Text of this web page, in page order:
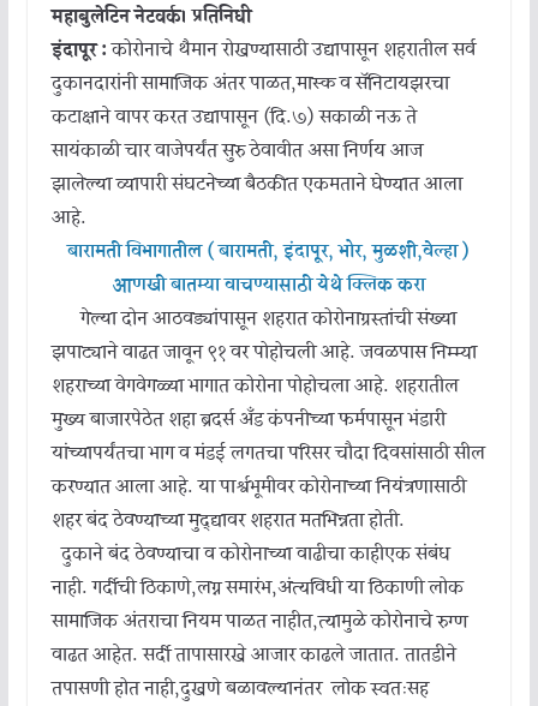
महाबुलेटिन नेटवर्क। प्रतिनिधी
इंदापूर :कोरोनाचे थैमान रोखण्यासाठी उद्यापासून शहरातील सर्व
दुकानदारांनी सामाजिक अंतर पाळत,मास्क व सॅनिटायझरचा
कटाक्षाने वापर करत उद्यापासून (दि.७) सकाळी नऊ ते
सायंकाळी चार वाजेपर्यंत सुरु ठेवावीत असा निर्णय आज
झालेल्या व्यापारी संघटनेच्या बैठकीत एकमताने घेण्यात आला
आहे.
बारामती विभागातील ( बारामती, इंदापूर, भोर, मुळशी,वेल्हा )
आणखी बातम्या वाचण्यासाठी येथे क्लिक करा
गेल्या दोन आठवड्यांपासून शहरात कोरोनाग्रस्तांची संख्या
झपाट्याने वाढत जावून ९१ वर पोहोचली आहे. जवळपास निम्म्या
शहराच्या वेगवेगळ्या भागात कोरोना पोहोचला आहे. शहरातील
मुख्य बाजारपेठेत शहा ब्रदर्स अँड कंपनीच्या फर्मपासून भंडारी
यांच्यापर्यंतचा भाग व मंडई लगतचा परिसर चौदा दिवसांसाठी सील
करण्यात आला आहे. या पार्श्वभूमीवर कोरोनाच्या नियंत्रणासाठी
शहर बंद ठेवण्याच्या मुद्द्यावर शहरात मतभिन्नता होती.
दुकाने बंद ठेवण्याचा व कोरोनाच्या वाढीचा काहीएक संबंध
नाही. गर्दीची ठिकाणे,लग्न समारंभ,अंत्यविधी या ठिकाणी लोक
सामाजिक अंतराचा नियम पाळत नाहीत,त्यामुळे कोरोनाचे रुग्ण
वाढत आहेत. सर्दी तापासारखे आजार काढले जातात. तातडीने
तपासणी होत नाही,दुखणे बळावल्यानंतर लोक स्वतःसह